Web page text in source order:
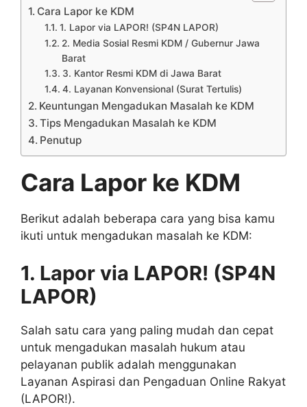
Cara Lapor ke KDM
1. Lapor via LAPOR! (SP4N LAPOR)
2. Media Sosial Resmi KDM / Gubernur Jawa
Barat
3. Kantor Resmi KDM di Jawa Barat
4. Layanan Konvensional (Surat Tertulis)
Keuntungan Mengadukan Masalah ke KDM
Tips Mengadukan Masalah ke KDM
Penutup
Cara Lapor ke KDM
Berikut adalah beberapa cara yang bisa kamu
ikuti untuk mengadukan masalah ke KDM:
1. Lapor via LAPOR! (SP4N
LAPOR)
Salah satu cara yang paling mudah dan cepat
untuk mengadukan masalah hukum atau
pelayanan publik adalah menggunakan
Layanan Aspirasi dan Pengaduan Online Rakyat
(LAPOR!).